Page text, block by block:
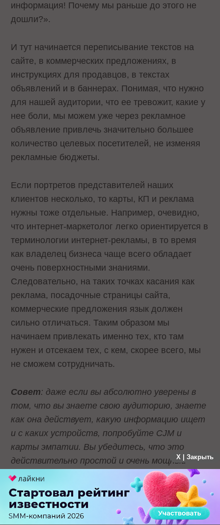
информация! Почему мы раньше до этого не
дошли?».
И тут начинается переписывание текстов на
сайте, в коммерческих предложениях, в
инструкциях для продавцов, в текстах
объявлений и в баннерах. Понимая, что нужно
для нашей аудитории, что ее тревожит, какие у
нее боли, мы можем уже через рекламное
объявление привлечь значительно большее
количество целевых посетителей, не изменяя
рекламные бюджеты.
Если портретов представителей наших
клиентов несколько, то карты, КП и реклама
нужны тоже отдельные. Например, очевидно,
что интернет-маркетолог легко ориентируется в
терминологии интернет-рекламы, в то время
как владелец бизнеса чаще всего обладает
очень поверхностными знаниями.
Следовательно, на таких точках касания как
реклама, посадочные страницы сайта,
коммерческие предложения язык должен
сильно отличаться. Таким образом мы
начинаем привлекать именно тех, кто там
нужен и отсекаем тех, с кем, скорее всего, мы
не сможем сотрудничать.
Совет: даже если вы абсолютно уверены в
том, что вы знаете свою аудиторию, знаете
как она действует, какую информацию ищет
и с каких устройств, попробуйте CJM и
карты эмпатии. Вы убедитесь, что это
действительно простой и очень мощный
инструмент, который позволит вашему
сайту и рекламе стать в разы
эффективнее.
X | Закрыть